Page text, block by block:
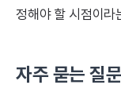
정해야 할 시점이라
자주 묻는 질문